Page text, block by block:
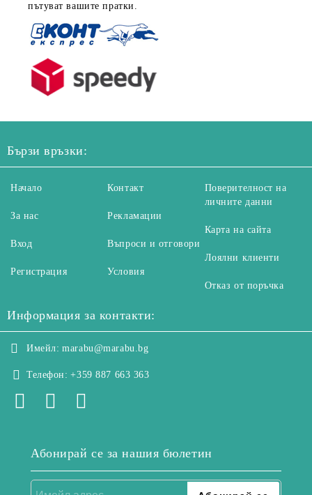
пътуват вашите пратки.
Бързи връзки:
Начало
За нас
Вход
Регистрация
Контакт
Рекламации
Въпроси и отговори
Условия
Поверителност на
личните данни
Карта на сайта
Лоялни клиенти
Отказ от поръчка
Информация за контакти:
Имейл: marabu@marabu.bg
Телефон: +359 887 663 363
Абонирай се за нашия бюлетин